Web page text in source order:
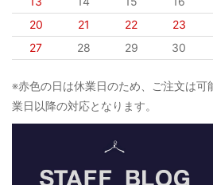
20
21 22 23
27
28 29 30
※赤色の日は休業日のため、ご注文は可
業日以降の対応となります。